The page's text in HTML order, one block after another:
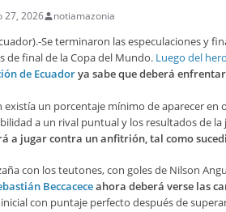
27, 2026 notiamazonia
Se terminaron las especulaciones y
de final de la Copa del Mundo. Luego del
de Ecuadorya sabe que deberá
existía un porcentaje mínimo de aparecer
a un rival puntual y los resultados de
a jugar contra un anfitrión, tal como
con los teutones, con goles de Nilson
Beccaceceahora deberá verse las
con puntaje perfecto después de